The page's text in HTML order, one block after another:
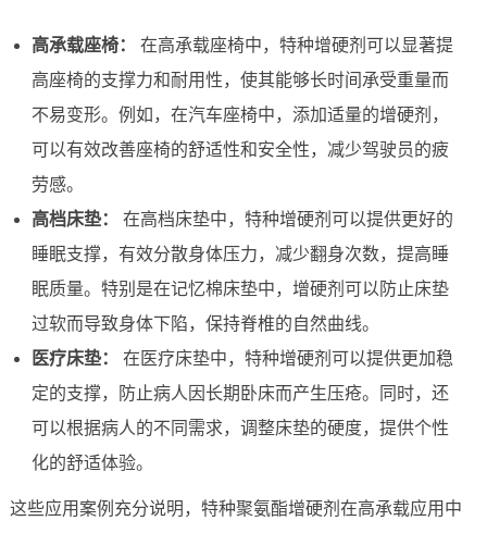
高承载座椅：
在高承载座椅中，特种增硬剂可以显著提
高座椅的支撑力和耐用性，使其能够长时间承受重量而
不易变形。例如，在汽车座椅中，添加适量的增硬剂，
可以有效改善座椅的舒适性和安全性，减少驾驶员的疲
劳感。
高档床垫：
在高档床垫中，特种增硬剂可以提供更好的
睡眠支撑，有效分散身体压力，减少翻身次数，提高睡
眠质量。特别是在记忆棉床垫中，增硬剂可以防止床垫
过软而导致身体下陷，保持脊椎的自然曲线。
医疗床垫：
在医疗床垫中，特种增硬剂可以提供更加稳
定的支撑，防止病人因长期卧床而产生压疮。同时，还
可以根据病人的不同需求，调整床垫的硬度，提供个性
化的舒适体验。
这些应用案例充分说明，特种聚氨酯增硬剂在高承载应用中